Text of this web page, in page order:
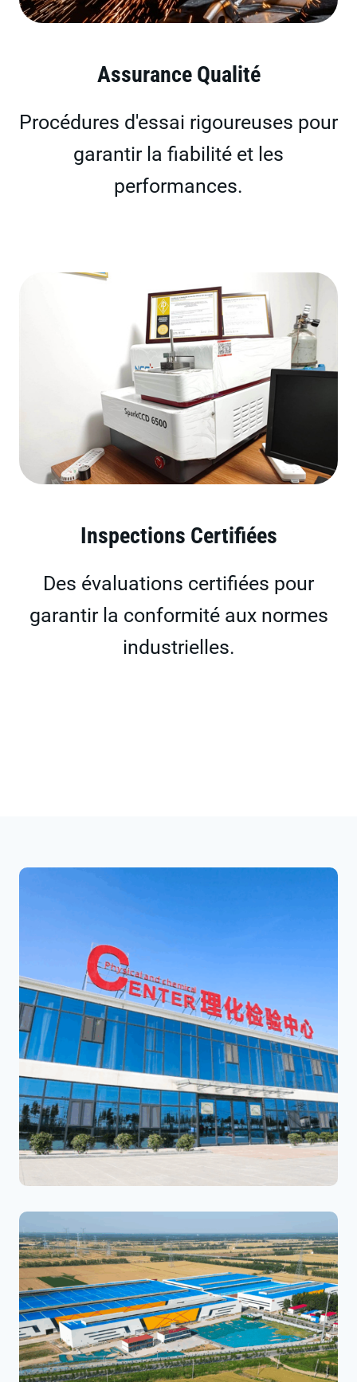
Assurance Qualité
Procédures d'essai rigoureuses pour
garantir la fiabilité et les
performances.
Inspections Certifiées
Des évaluations certifiées pour
garantir la conformité aux normes
industrielles.